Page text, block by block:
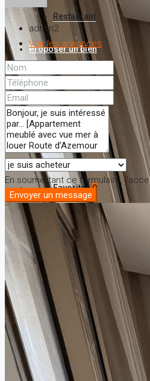
Restaurant
Proposer un bien
A propos
Nos services
Contact
Favorites0
Recherche de bien
admin2
Voir les annonces
En soumettant ce formulaire,
Envoyer un message